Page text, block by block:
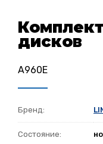
дисков
A960E
Бренд:
Состояние: